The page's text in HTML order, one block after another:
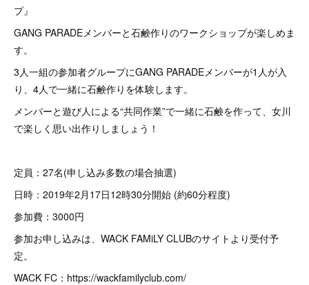
プ』
GANG PARADEメンバーと石鹸作りのワークショップが楽しめま
す。
3人一組の参加者グループにGANG PARADEメンバーが1人が入
り、4人で一緒に石鹸作りを体験します。
メンバーと遊び人による“共同作業”で一緒に石鹸を作って、女川
で楽しく思い出作りしましょう！
定員：27名(申し込み多数の場合抽選)
日時：2019年2月17日12時30分開始 (約60分程度)
参加費：3000円
参加お申し込みは、WACK FAMiLY CLUBのサイトより受付予
定。
WACK FC：https://wackfamilyclub.com/